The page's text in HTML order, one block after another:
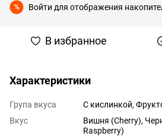
% Войти для отображения
В избранное
Характеристики
Група вкуса С кислинкой,
Вкус
Вишня (Cherry),
Raspberry)